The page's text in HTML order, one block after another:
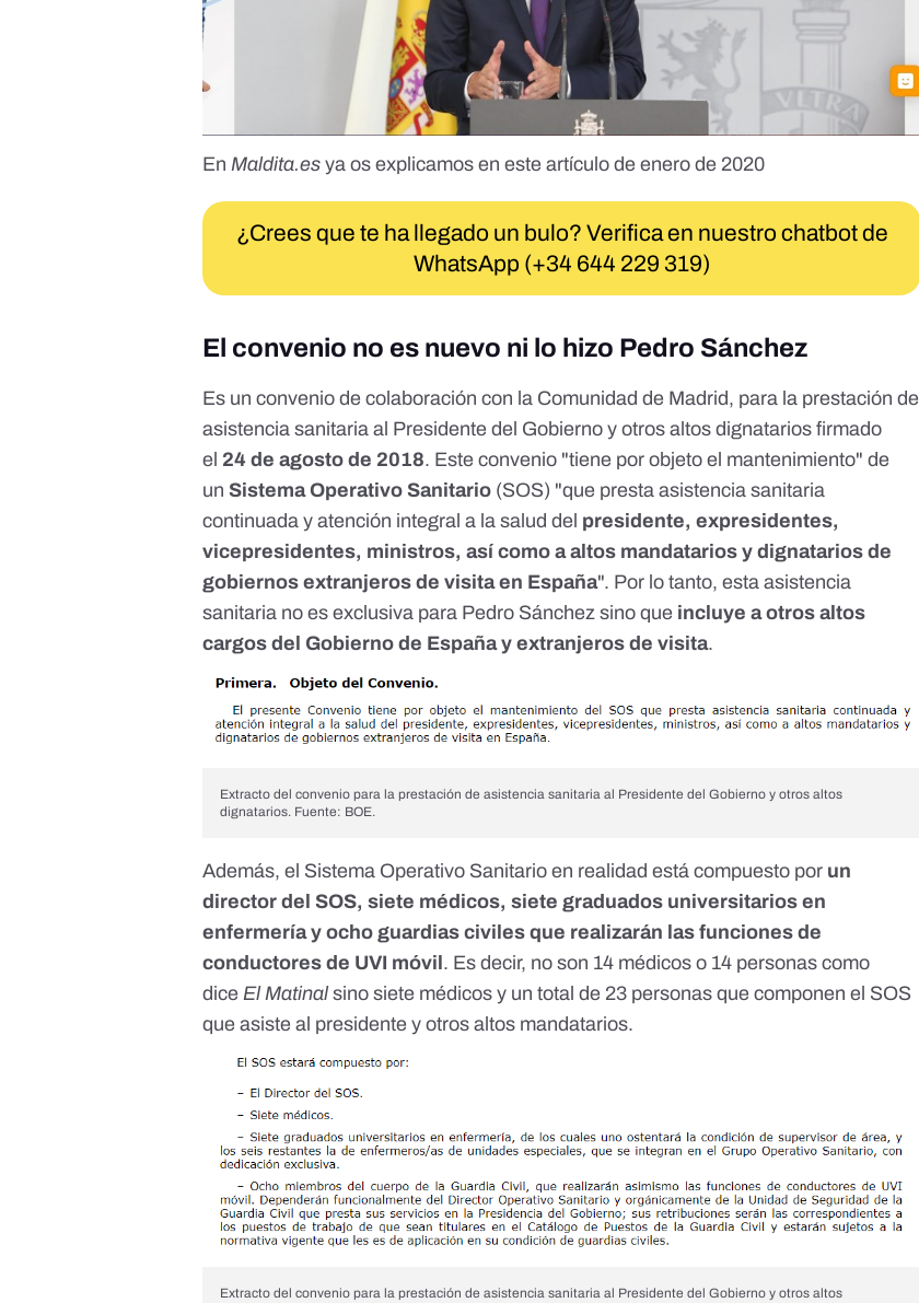
En Maldita.es ya os explicamosen este artículo de enero de 2020
¿Crees que te ha llegado un bulo? Verifica en nuestro chatbot de
WhatsApp (+34 644 229 319)
El convenio no es nuevo ni lo hizo Pedro Sánchez
Es unconvenio de colaboración con la Comunidad de Madrid, para la prestación de
asistencia sanitaria al Presidente del Gobierno y otros altos dignatarios firmado
el 24 de agosto de 2018. Este convenio "tiene por objeto el mantenimiento" de
un Sistema Operativo Sanitario (SOS) "que presta asistencia sanitaria
continuada y atención integral a la salud del presidente, expresidentes,
vicepresidentes, ministros, así como a altos mandatarios y dignatarios de
gobiernos extranjeros de visita en España". Por lo tanto, esta asistencia
sanitaria no es exclusiva para Pedro Sánchez sino que incluye a otros altos
cargos del Gobierno de España y extranjeros de visita.
Extracto del convenio para la prestación de asistencia sanitaria al Presidente del Gobierno y otros altos
dignatarios. Fuente: BOE.
Además, el Sistema Operativo Sanitario en realidad está compuesto por un
director del SOS, siete médicos, siete graduados universitarios en
enfermería y ocho guardias civiles que realizarán las funciones de
conductores de UVI móvil . Es decir, no son 14 médicos o 14 personas como
diceEl Matinalsino siete médicos y un total de 23 personas que componen el SOS
que asiste al presidente y otros altos mandatarios.
Extracto del convenio para la prestación de asistencia sanitaria al Presidente del Gobierno y otros altos